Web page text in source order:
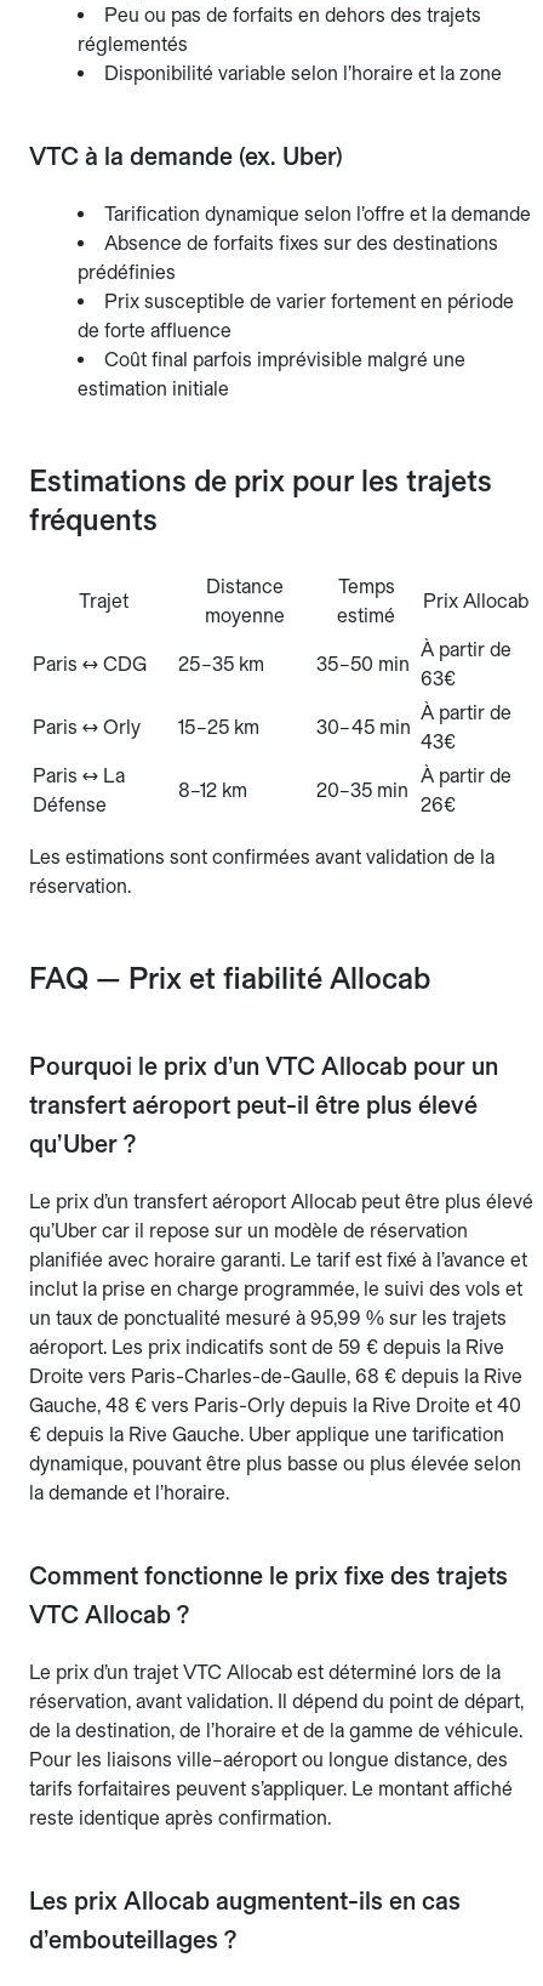
Peu ou pas de forfaits en dehors des trajets
réglementés
Disponibilité variable selon l’horaire et la zone
VTC à la demande (ex. Uber)
Tarification dynamique selon l’offre et la demande
Absence de forfaits fixes sur des destinations
prédéfinies
Prix susceptible de varier fortement en période
de forte affluence
Coût final parfois imprévisible malgré une
estimation initiale
Estimations de prix pour les trajets
fréquents
Trajet
Distance
moyenne
Temps
estimé
Prix Allocab
Paris ↔ CDG 25–35 km 35–50 min
À partir de
63€
Paris ↔ Orly 15–25 km 30–45 min
À partir de
43€
Paris ↔ La
Défense
8–12 km 20–35 min
À partir de
26€
Les estimations sont confirmées avant validation de la
réservation.
FAQ — Prix et fiabilité Allocab
Pourquoi le prix d’un VTC Allocab pour un
transfert aéroport peut-il être plus élevé
qu’Uber ?
Le prix d’un transfert aéroport Allocab peut être plus élevé
qu’Uber car il repose sur un modèle de réservation
planifiée avec horaire garanti. Le tarif est fixé à l’avance et
inclut la prise en charge programmée, le suivi des vols et
un taux de ponctualité mesuré à 95,99 % sur les trajets
aéroport. Les prix indicatifs sont de 59 € depuis la Rive
Droite vers Paris-Charles-de-Gaulle, 68 € depuis la Rive
Gauche, 48 € vers Paris-Orly depuis la Rive Droite et 40
€ depuis la Rive Gauche. Uber applique une tarification
dynamique, pouvant être plus basse ou plus élevée selon
la demande et l’horaire.
Comment fonctionne le prix fixe des trajets
VTC Allocab ?
Le prix d’un trajet VTC Allocab est déterminé lors de la
réservation, avant validation. Il dépend du point de départ,
de la destination, de l’horaire et de la gamme de véhicule.
Pour les liaisons ville–aéroport ou longue distance, des
tarifs forfaitaires peuvent s’appliquer. Le montant affiché
reste identique après confirmation.
Les prix Allocab augmentent-ils en cas
d’embouteillages ?